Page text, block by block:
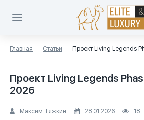
Главная Статьи Проект Living Legends
Проект Living Legends
2026
Максим Тяжкин 28.01.2026 18